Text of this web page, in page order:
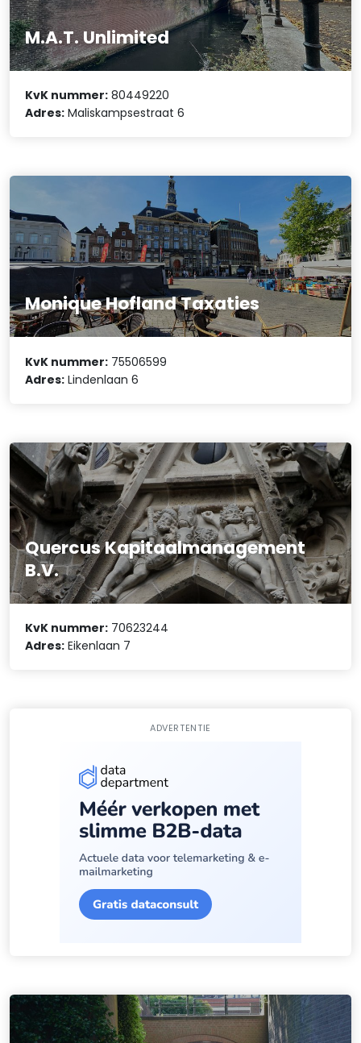
M.A.T. Unlimited
KvK nummer: 80449220
Adres: Maliskampsestraat 6
Monique Hofland Taxaties
KvK nummer: 75506599
Adres: Lindenlaan 6
Quercus Kapitaalmanagement
B.V.
KvK nummer: 70623244
Adres: Eikenlaan 7
ADVERTENTIE